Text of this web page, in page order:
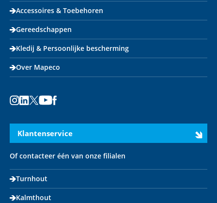
Accessoires & Toebehoren
Gereedschappen
Kledij & Persoonlijke bescherming
Over Mapeco
Klantenservice
Of contacteer één van onze filialen
Turnhout
Kalmthout